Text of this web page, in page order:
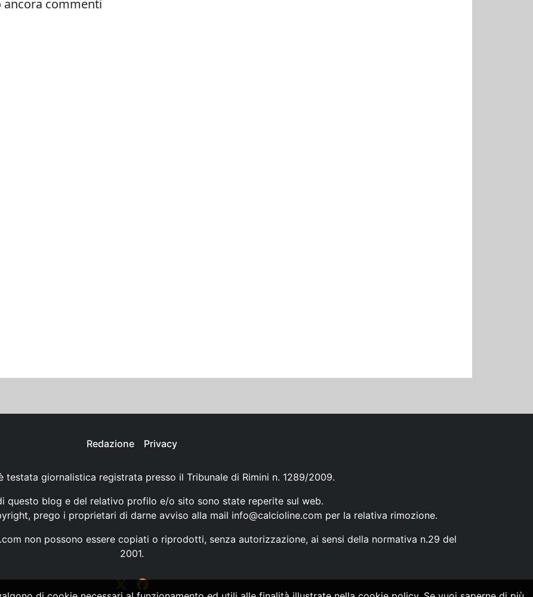
Redazione Privacy
testata giornalistica registrata presso il Tribunale di Rimini n. 1289/2009.
questo blog e del relativo profilo e/o sito sono state reperite sul web.
prego i proprietari di darne avviso alla mail info@calcioline.com per la relativa rimozione.
non possono essere copiati o riprodotti, senza autorizzazione, ai sensi della normativa n.29 del
2001.